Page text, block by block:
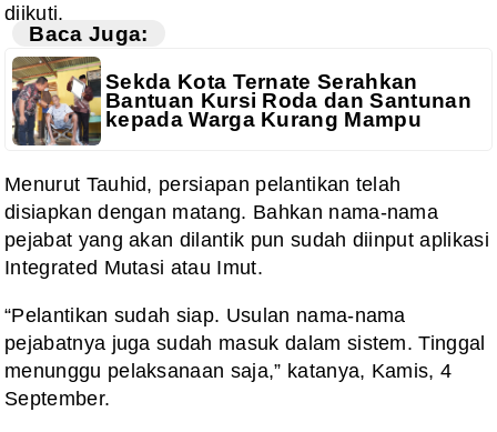
diikuti.
Baca Juga:
Sekda Kota Ternate Serahkan
Bantuan Kursi Roda dan Santunan
kepada Warga Kurang Mampu
Menurut Tauhid, persiapan pelantikan telah
disiapkan dengan matang. Bahkan nama-nama
pejabat yang akan dilantik pun sudah diinput aplikasi
Integrated Mutasi atau Imut.
“Pelantikan sudah siap. Usulan nama-nama
pejabatnya juga sudah masuk dalam sistem. Tinggal
menunggu pelaksanaan saja,” katanya, Kamis, 4
September.